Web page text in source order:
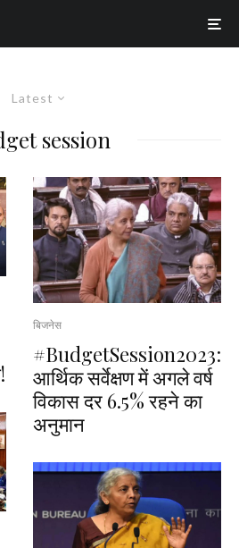
Latest
session
बिजनेस
#BudgetSession2023:
आर्थिक सर्वेक्षण में अगले वर्ष
विकास दर 6.5% रहने का
अनुमान